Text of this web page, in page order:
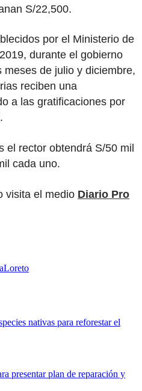
S/22,500.
por el Ministerio de
durante el gobierno
de julio y diciembre,
reciben una
a las gratificaciones por
el rector obtendrá S/50 mil
cada uno.
visita el medio Diario Pro
Loreto
nativas para reforestar el
presentar plan de reparación y